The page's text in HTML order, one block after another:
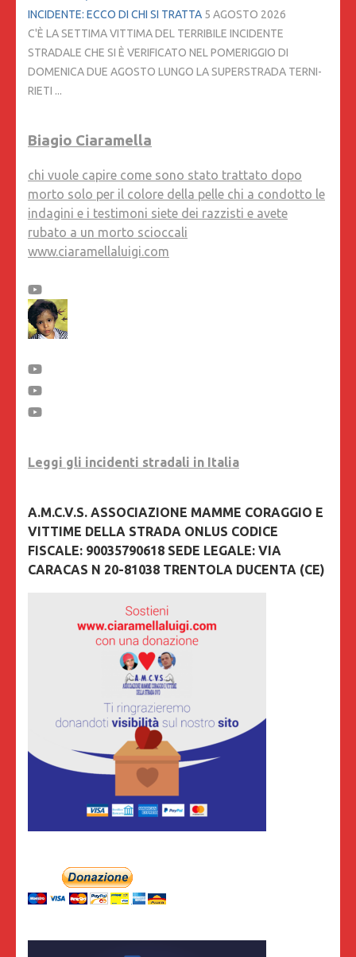
INCIDENTE: ECCO DI CHI SI TRATTA 5 AGOSTO 2026
C'È LA SETTIMA VITTIMA DEL TERRIBILE INCIDENTE
STRADALE CHE SI È VERIFICATO NEL POMERIGGIO DI
DOMENICA DUE AGOSTO LUNGO LA SUPERSTRADA TERNI-
RIETI ...
Biagio Ciaramella
chi vuole capire come sono stato trattato dopo
morto solo per il colore della pelle chi a condotto le
indagini e i testimoni siete dei razzisti e avete
rubato a un morto scioccali
www.ciaramellaluigi.com
Leggi gli incidenti stradali in Italia
A.M.C.V.S. ASSOCIAZIONE MAMME CORAGGIO E
VITTIME DELLA STRADA ONLUS CODICE
FISCALE: 90035790618 SEDE LEGALE: VIA
CARACAS N 20-81038 TRENTOLA DUCENTA (CE)